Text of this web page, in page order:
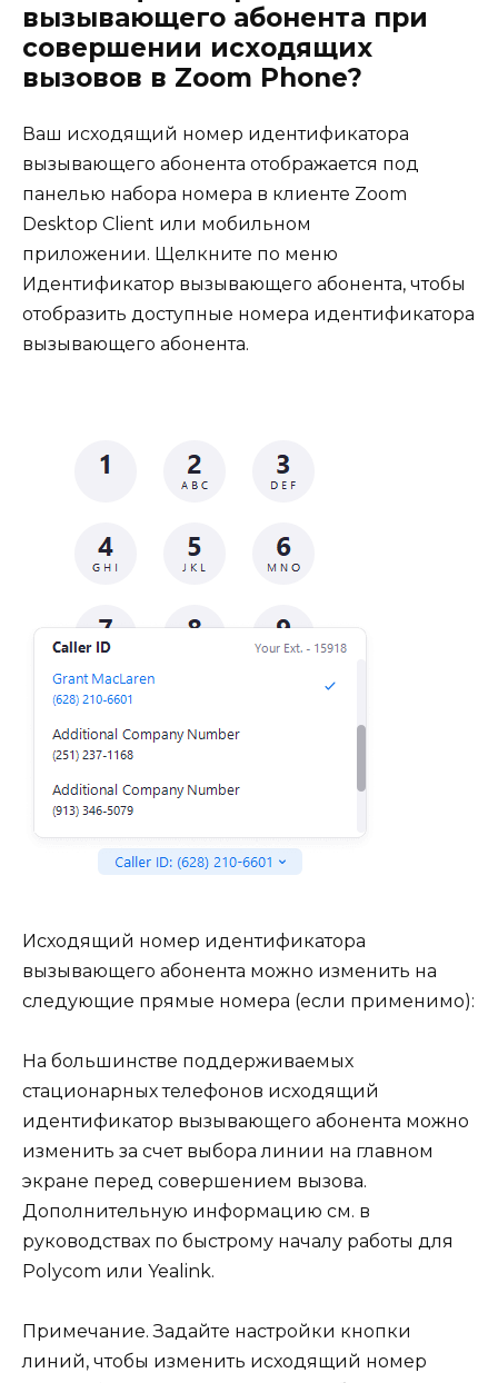
вызывающего абонента при
совершении исходящих
вызовов в Zoom Phone?
Ваш исходящий номер идентификатора
вызывающего абонента отображается под
панелью набора номера в клиенте Zoom
Desktop Client или мобильном
приложении. Щелкните по меню
Идентификатор вызывающего абонента, чтобы
отобразить доступные номера идентификатора
вызывающего абонента.
Исходящий номер идентификатора
вызывающего абонента можно изменить на
следующие прямые номера (если применимо):
На большинстве поддерживаемых
стационарных телефонов исходящий
идентификатор вызывающего абонента можно
изменить за счет выбора линии на главном
экране перед совершением вызова.
Дополнительную информацию см. в
руководствах по быстрому началу работы для
Polycom или Yealink.
Примечание. Задайте настройки кнопки
линий, чтобы изменить исходящий номер